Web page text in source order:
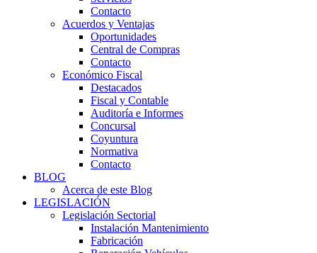
Contacto
Acuerdos y Ventajas
Oportunidades
Central de Compras
Contacto
Económico Fiscal
Destacados
Fiscal y Contable
Auditoría e Informes
Concursal
Coyuntura
Normativa
Contacto
BLOG
Acerca de este Blog
LEGISLACIÓN
Legislación Sectorial
Instalación Mantenimiento
Fabricación